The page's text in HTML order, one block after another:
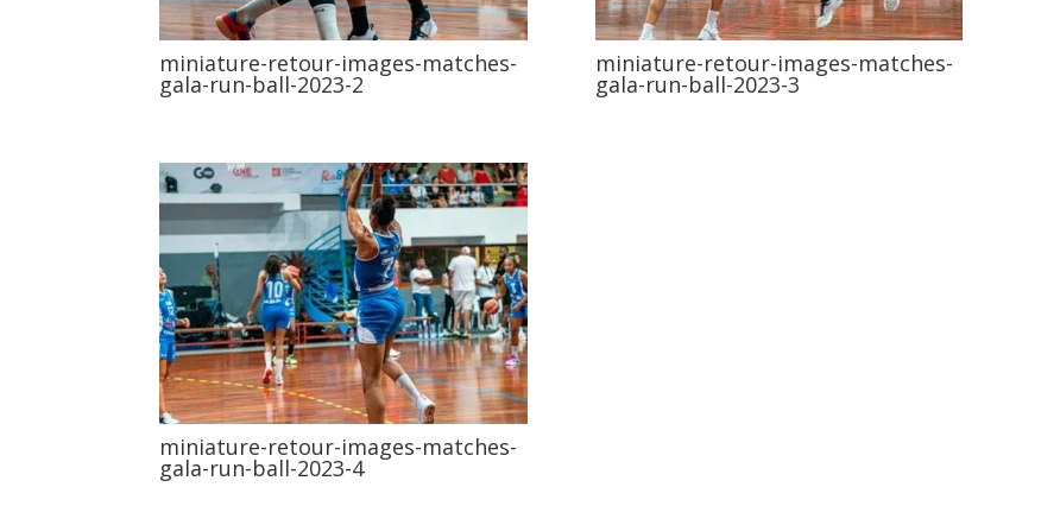
miniature-retour-images-matches-
gala-run-ball-2023-2
miniature-retour-images-matches-
gala-run-ball-2023-3
miniature-retour-images-matches-
gala-run-ball-2023-4